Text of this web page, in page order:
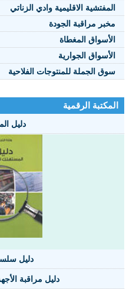
المفتشية الاقليمية وادي الزناتي
مخبر مراقبة الجودة
الأسواق المغطاة
الأسواق الجوارية
سوق الجملة للمنتوجات الفلاحية
المكتبة الرقمية
دليل
دليل
دليل مراقبة